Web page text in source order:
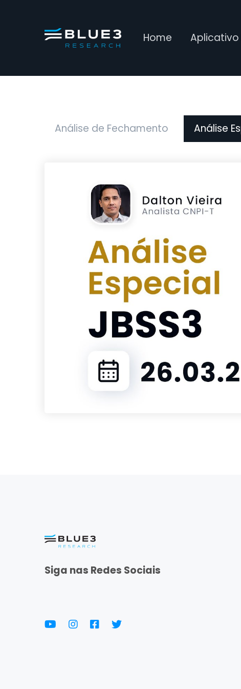
Home Aplicativo
Análise de Fechamento Análise
Siga nas Redes Sociais